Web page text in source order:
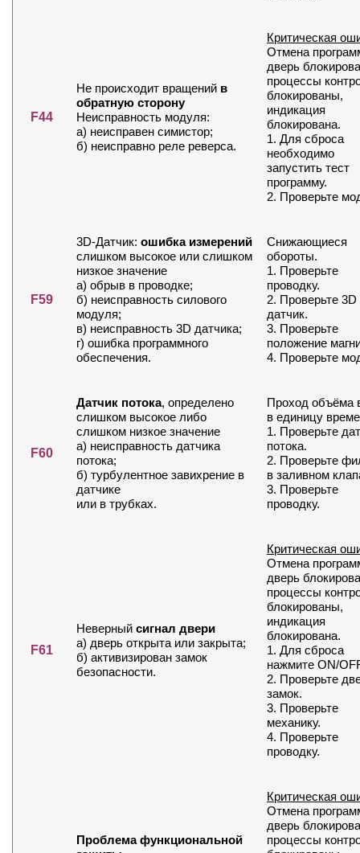
F44
Не происходит вращений в
обратную сторону
Неисправность модуля:
а) неисправен симистор;
б) неисправно реле реверса.
Критическая
Отмена
дверь
процессы
блокированы,
индикация
блокирована.
1. Для сброса
необходимо
запустить тест
программу.
2. Проверьте
F59
3D-Датчик: ошибка измерений
слишком высокое или слишком
низкое значение
а) обрыв в проводке;
б) неисправность силового
модуля;
в) неисправность 3D датчика;
г) ошибка программного
обеспечения.
Снижающиеся
обороты.
1. Проверьте
проводку.
2. Проверьте 3D
датчик.
3. Проверьте
положение
4. Проверьте
F60
Датчик потока, определено
слишком высокое либо
слишком низкое значение
а) неисправность датчика
потока;
б) турбулентное завихрение в
датчике
или в трубках.
Проход объёма
в единицу
1. Проверьте
потока.
2. Проверьте
в заливном
3. Проверьте
проводку.
F61
Неверный сигнал двери
а) дверь открыта или закрыта;
б) активизирован замок
безопасности.
Критическая
Отмена
дверь
процессы
блокированы,
индикация
блокирована.
1. Для сброса
нажмите ON/
2. Проверьте
замок.
3. Проверьте
механику.
4. Проверьте
проводку.
Проблема функциональной
Критическая
Отмена
дверь
процессы